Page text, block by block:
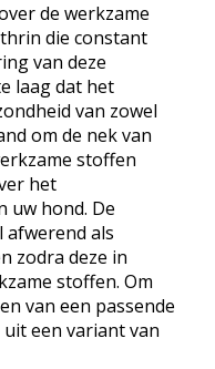
de werkzame
die constant
van deze
laag dat het
van zowel
om de nek van
stoffen
het
uw hond. De
afwerend als
zodra deze in
stoffen. Om
van een passende
een variant van